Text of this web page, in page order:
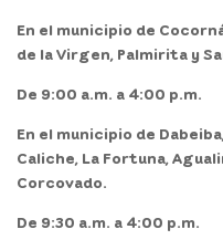
En el municipio de
de la Virgen, Palmirita y
De 9:00 a.m. a 4:00 p.m.
En el municipio de Dabeiba,
Caliche, La Fortuna,
Corcovado.
De 9:30 a.m. a 4:00 p.m.